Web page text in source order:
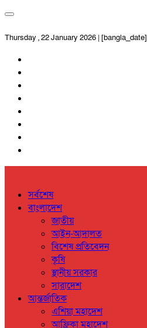
Thursday , 22 January 2026 | [bangla_date]
সর্বশেষ
বাংলাদেশ
জাতীয়
আইন-আদালত
বিশেষ প্রতিবেদন
কৃষি
স্থানীয় সরকার
সারাদেশ
আন্তর্জাতিক
এশিয়া মহাদেশ
আফ্রিকা মহাদেশ